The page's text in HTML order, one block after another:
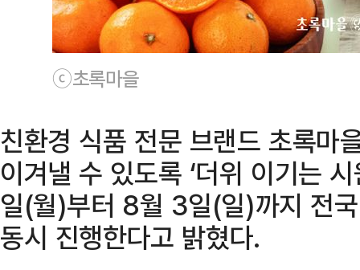
ⓒ초록마을
친환경 식품 전문 브랜드 초록마
이겨낼 수 있도록 ‘더위 이기는
일(월)부터 8월 3일(일)까지 전
동시 진행한다고 밝혔다.